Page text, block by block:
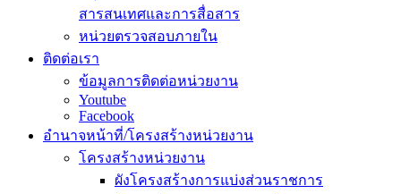
สารสนเทศและการสื่อสาร
หน่วยตรวจสอบภายใน
ติดต่อเรา
ข้อมูลการติดต่อหน่วยงาน
Youtube
Facebook
อำนาจหน้าที่/โครงสร้างหน่วยงาน
โครงสร้างหน่วยงาน
ผังโครงสร้างการแบ่งส่วนราชการ